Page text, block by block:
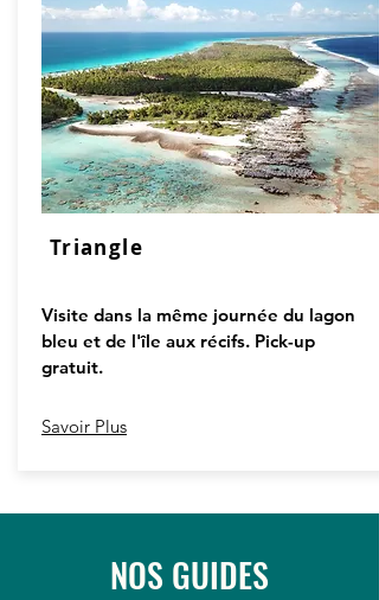
Triangle
Visite dans la même journée du lagon
bleu et de l'île aux récifs. Pick-up
gratuit.
Savoir Plus
NOS GUIDES